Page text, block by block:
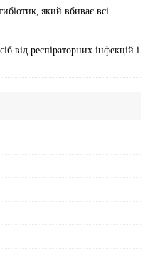
який вбиває всі
респіраторних інфекцій і